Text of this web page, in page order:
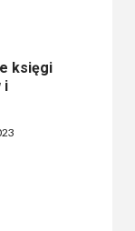
księgi
i